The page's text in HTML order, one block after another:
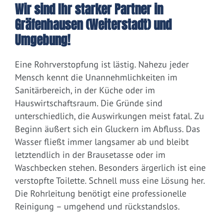
Wir sind Ihr starker Partner in
Gräfenhausen (Weiterstadt) und
Umgebung!
Eine Rohrverstopfung ist lästig. Nahezu jeder
Mensch kennt die Unannehmlichkeiten im
Sanitärbereich, in der Küche oder im
Hauswirtschaftsraum. Die Gründe sind
unterschiedlich, die Auswirkungen meist fatal. Zu
Beginn äußert sich ein Gluckern im Abfluss. Das
Wasser fließt immer langsamer ab und bleibt
letztendlich in der Brausetasse oder im
Waschbecken stehen. Besonders ärgerlich ist eine
verstopfte Toilette. Schnell muss eine Lösung her.
Die Rohrleitung benötigt eine professionelle
Reinigung – umgehend und rückstandslos.